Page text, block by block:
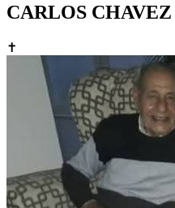
CARLOS CHAVEZ
✝